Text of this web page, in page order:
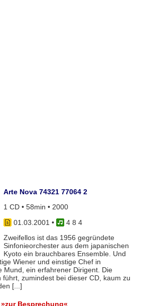
Arte Nova 74321 77064 2
1 CD • 58min • 2000
01.03.2001 •
4 8 4
Zweifellos ist das 1956 gegründete
Sinfonieorchester aus dem japanischen
Kyoto ein brauchbares Ensemble. Und
Wiener und einstige Chef in
Mund, ein erfahrener Dirigent. Die
führt, zumindest bei dieser CD, kaum zu
[...]
»zur Besprechung«